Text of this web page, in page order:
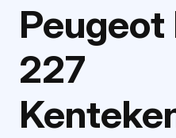
227